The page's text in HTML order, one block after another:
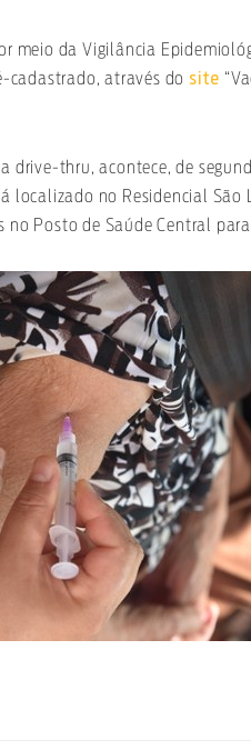
meio da Vigilância
cadastrado, através do site
drive-thru, acontece, de
localizado no Residencial
no Posto de Saúde Central